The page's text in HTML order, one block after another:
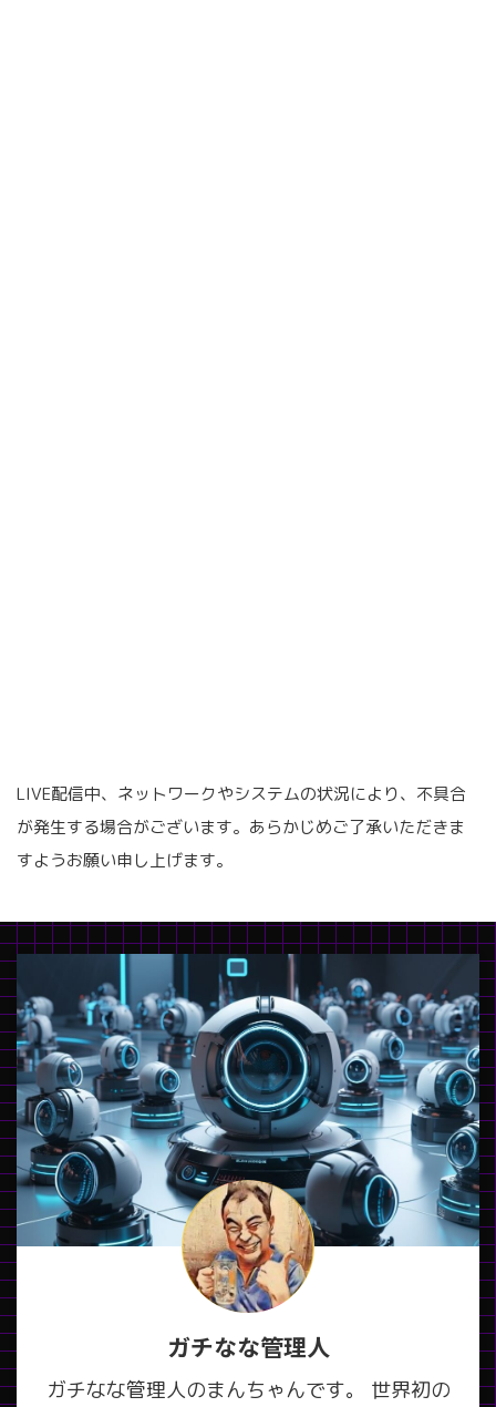
LIVE配信中、ネットワークやシステムの状況により、不具合
が発生する場合がございます。あらかじめご了承いただきま
すようお願い申し上げます。
ガチなな管理人
ガチなな管理人のまんちゃんです。 世界初の